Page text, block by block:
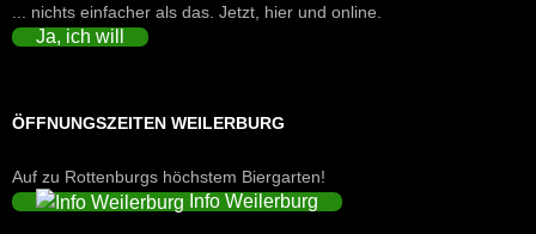
... nichts einfacher als das. Jetzt, hier und online.
Ja, ich will
ÖFFNUNGSZEITEN WEILERBURG
Auf zu Rottenburgs höchstem Biergarten!
Info Weilerburg